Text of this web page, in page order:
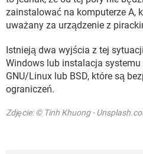
zainstalować na komputerze A,
uważany za urządzenie z
Istnieją dwa wyjścia z tej
Windows lub instalacja
GNU/Linux lub BSD, które są
ograniczeń.
Zdjęcie: © Tinh Khuong -